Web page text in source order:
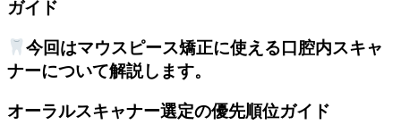
ガイド
今回はマウスピース矯正に使える口腔内スキャ
ナーについて解説します。
オーラルスキャナー選定の優先順位ガイド